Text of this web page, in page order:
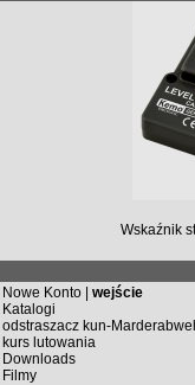
Wskaźnik
Nowe Konto | wejście
Katalogi
odstraszacz kun-
kurs lutowania
Downloads
Filmy